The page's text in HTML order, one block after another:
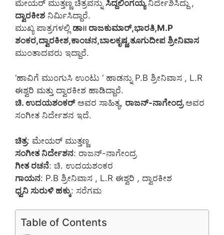
ಮೇಯರ್ ಮುತ್ತಣ್ಣ ಚಿತ್ರವನ್ನು ಸಿದ್ದಲಿಂಗಯ್ಯನಿರ್ದೇಶಿಸಿದ್ದು ,
ದ್ವಾರಕೀಶ ನಿರ್ಮಿಸಿದ್ದಾರೆ.
ಮುಖ್ಯ ಪಾತ್ರಗಳಲ್ಲಿ ಡಾ।। ರಾಜಕುಮಾರ್,ಭಾರತಿ,M.P
ಶಂಕರ,ದ್ವಾರಕೀಶ,ಕಾಂಚನ,ಬಾಲಕೃಷ್ಣ,ತೂಗುದೀಪ ಶ್ರೀನಿವಾಸ
ಮುಂತಾದವರು ಇದ್ದಾರೆ.
‘ಹಾವಿಗೆ ಮುಂಗುಸಿ ಉಂಟು ‘ ಹಾಡನ್ನು P.B ಶ್ರೀನಿವಾಸ , L.R
ಈಶ್ವರಿ ಮತ್ತು ದ್ವಾರಕೀಶ ಹಾಡಿದ್ದಾರೆ.
ಚಿ. ಉದಯಶಂಕರ್ಅವರ ಸಾಹಿತ್ಯ, ರಾಜನ್-ನಾಗೇಂದ್ರಅವರ
ಸಂಗೀತ ನಿರ್ದೇಶನ ಇದೆ.
ಚಿತ್ರ: ಮೇಯರ್ ಮುತ್ತಣ್ಣ
ಸಂಗೀತ ನಿರ್ದೇಶನ: ರಾಜನ್-ನಾಗೇಂದ್ರ
ಗೀತ ರಚನೆ: ಚಿ. ಉದಯಶಂಕರ
ಗಾಯನ: P.B ಶ್ರೀನಿವಾಸ , L.R ಈಶ್ವರಿ , ದ್ವಾರಕೀಶ
ಧ್ವನಿ ಸುರುಳಿ ಹಕ್ಕು: ಸರೆಗಮ
Table of Contents